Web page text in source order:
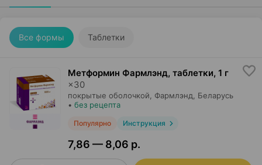
Все формы Таблетки
Метформин Фармлэнд, таблетки, 1 г
×30
покрытые оболочкой, Фармлэнд , Беларусь
• без рецепта
Популярно Инструкция
7,86 — 8,06 р.